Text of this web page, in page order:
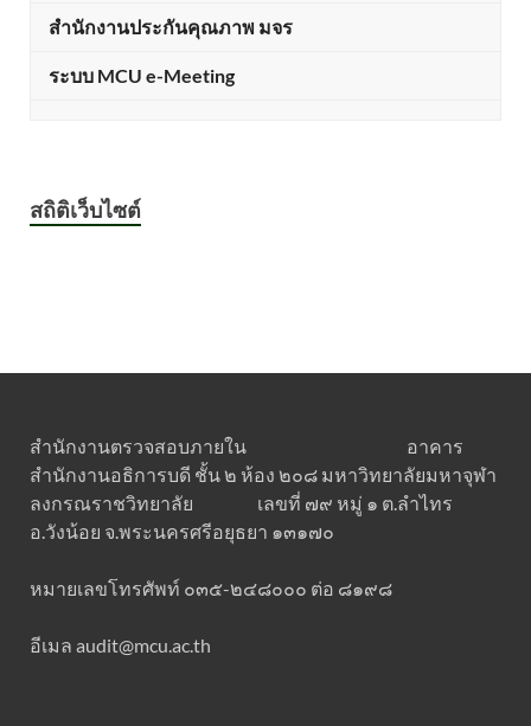
สำนักงานประกันคุณภาพ มจร
ระบบ MCU e-Meeting
สถิติเว็บไซต์
สำนักงานตรวจสอบภายใน อาคาร
สำนักงานอธิการบดี ชั้น ๒ ห้อง ๒๐๘ มหาวิทยาลัยมหาจุฬา
ลงกรณราชวิทยาลัย เลขที่ ๗๙ หมู่ ๑ ต.ลำไทร
อ.วังน้อย จ.พระนครศรีอยุธยา ๑๓๑๗๐
หมายเลขโทรศัพท์ ๐๓๕-๒๔๘๐๐๐ ต่อ ๘๑๙๘
อีเมล audit@mcu.ac.th